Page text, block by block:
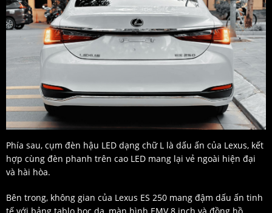
Phía sau, cụm đèn hậu LED dạng chữ L là dấu ấn của Lexus, kết
hợp cùng đèn phanh trên cao LED mang lại vẻ ngoài hiện đại
và hài hòa.
Bên trong, không gian của Lexus ES 250 mang đậm dấu ấn tinh